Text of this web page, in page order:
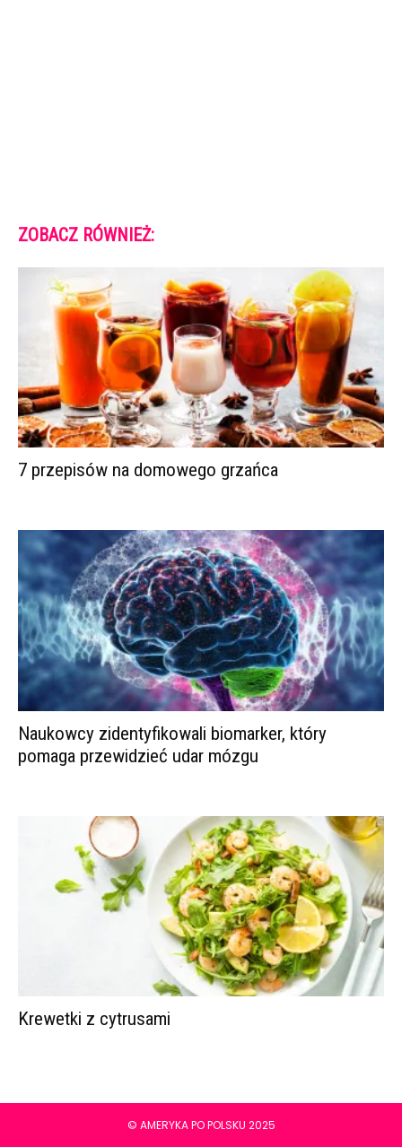
ZOBACZ RÓWNIEŻ:
7 przepisów na domowego grzańca
Naukowcy zidentyfikowali biomarker, który
pomaga przewidzieć udar mózgu
Krewetki z cytrusami
© AMERYKA PO POLSKU 2025